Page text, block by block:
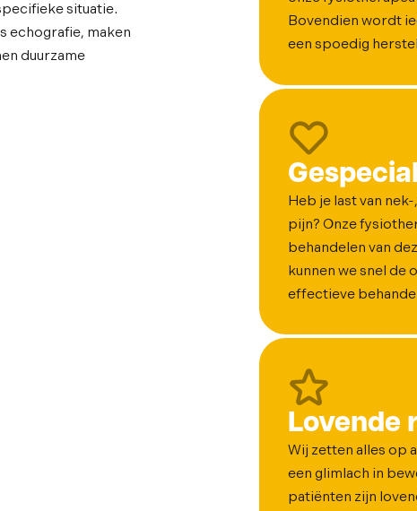
situatie.
echografie, maken
duurzame
Bovendien wordt
een spoedig
Heb je last van
pijn? Onze
behandelen van
kunnen we snel de
effectieve
Lovende
Wij zetten alles op
een glimlach in
patiënten zijn